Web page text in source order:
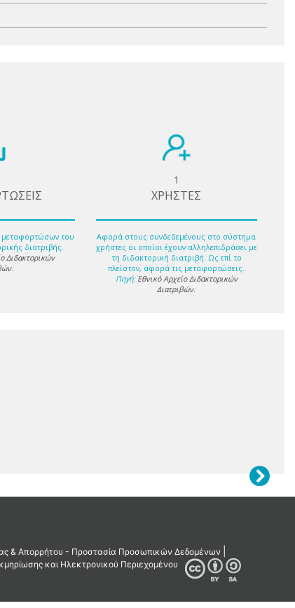
του
διατριβής.
Διδακτορικών
.
1
ΧΡΗΣΤΕΣ
Αφορά στους συνδεδεμένους στο σύστημα
χρήστες οι οποίοι έχουν αλληλεπιδράσει με
τη διδακτορική διατριβή. Ως επί το
πλείστον, αφορά τις μεταφορτώσεις.
Πηγή: Εθνικό Αρχείο Διδακτορικών
Διατριβών.